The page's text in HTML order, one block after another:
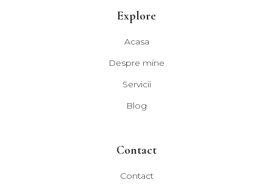
Explore
Acasa
Despre mine
Servicii
Blog
Contact
Contact